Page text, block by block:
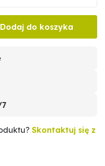
Dodaj do koszyka
Skontaktuj się z